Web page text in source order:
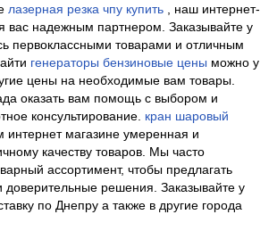
лазерная резка чпу купить , наш интернет-
вас надежным партнером. Заказывайте у
первоклассными товарами и отличным
генераторы бензиновые цены можно у
цены на необходимые вам товары.
оказать вам помощь с выбором и
консультирование. кран шаровый
интернет магазине умеренная и
качеству товаров. Мы часто
ассортимент, чтобы предлагать
решения. Заказывайте у
по Днепру а также в другие города